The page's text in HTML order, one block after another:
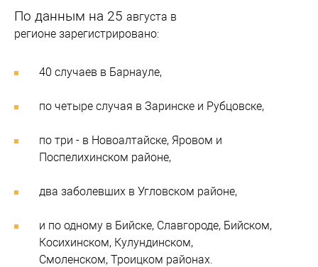
По данным на 25 августа в
регионе зарегистрировано:
40 случаев в Барнауле,
по четыре случая в Заринске и Рубцовске,
по три - в Новоалтайске, Яровом и
Поспелихинском районе,
два заболевших в Угловском районе,
и по одному в Бийске, Славгороде, Бийском,
Косихинском, Кулундинском,
Смоленском, Троицком районах.